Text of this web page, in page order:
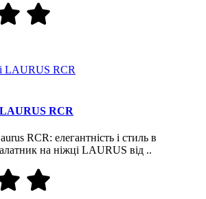
RCR
RCR: елегантність і стиль в
на ніжці LAURUS від ..